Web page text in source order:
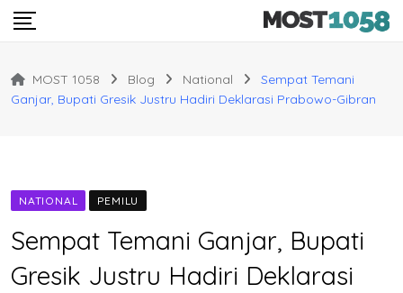
Skip
MOST 1058 Blog National
Sempat Temani
Ganjar, Bupati Gresik Justru Hadiri Deklarasi Prabowo-Gibran
NATIONAL PEMILU
Sempat Temani Ganjar, Bupati
Gresik Justru Hadiri Deklarasi